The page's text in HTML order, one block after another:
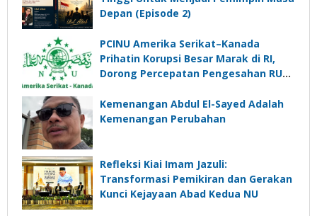
Depan (Episode 2)
PCINU Amerika Serikat–Kanada
Prihatin Korupsi Besar Marak di RI,
Dorong Percepatan Pengesahan RUU
Kemenangan Abdul El-Sayed Adalah
Kemenangan Perubahan
Refleksi Kiai Imam Jazuli:
Transformasi Pemikiran dan Gerakan
Kunci Kejayaan Abad Kedua NU